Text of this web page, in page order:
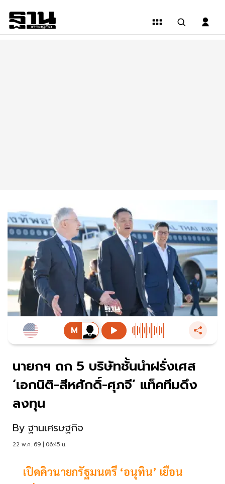
นายกฯ ถก 5 บริษัทชั้นนำฝรั่งเศส
‘เอกนิติ-สีหศักดิ์-ศุภจี’ แท็คทีมดึง
ลงทุน
By ฐานเศรษฐกิจ
22 พ.ค. 69 | 06:45 น.
เปิดคิวนายกรัฐมนตรี ‘อนุทิน’ เยือน